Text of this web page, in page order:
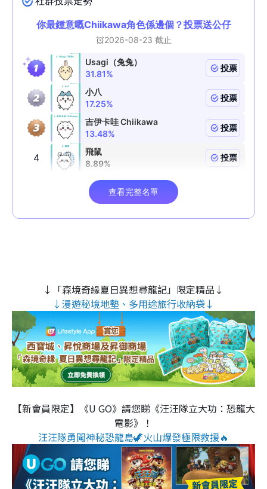
↓「森境奇緣夏日異想尋龍記」限定精品↓
↓漫遊秘境地墊、多用途旅行收納袋↓
【新會員限定】《U GO》請您睇《汪汪隊立大功：恐龍大
電影》！
汪汪隊勇闖神秘恐龍島🦖火山爆發極限救援🔥